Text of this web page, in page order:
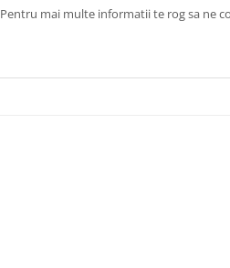
Pentru mai multe informatii te rog sa ne